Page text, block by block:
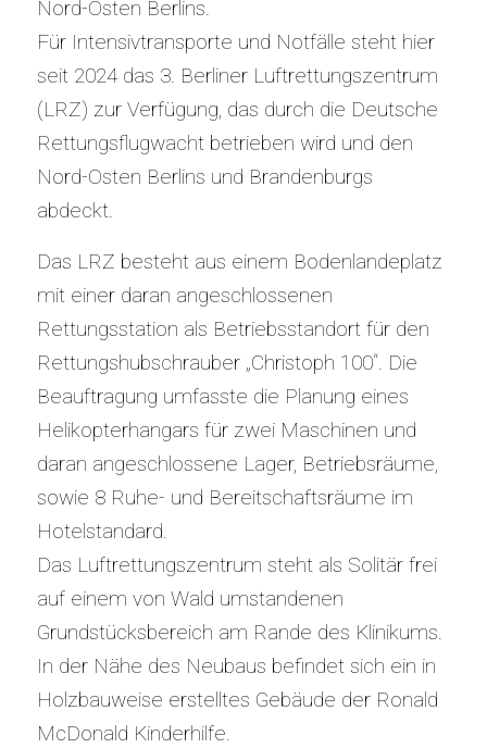
Nord-Osten Berlins.
Für Intensivtransporte und Notfälle steht hier
seit 2024 das 3. Berliner Luftrettungszentrum
(LRZ) zur Verfügung, das durch die Deutsche
Rettungsflugwacht betrieben wird und den
Nord-Osten Berlins und Brandenburgs
abdeckt.
Das LRZ besteht aus einem Bodenlandeplatz
mit einer daran angeschlossenen
Rettungsstation als Betriebsstandort für den
Rettungshubschrauber „Christoph 100“. Die
Beauftragung umfasste die Planung eines
Helikopterhangars für zwei Maschinen und
daran angeschlossene Lager, Betriebsräume,
sowie 8 Ruhe- und Bereitschaftsräume im
Hotelstandard.
Das Luftrettungszentrum steht als Solitär frei
auf einem von Wald umstandenen
Grundstücksbereich am Rande des Klinikums.
In der Nähe des Neubaus befindet sich ein in
Holzbauweise erstelltes Gebäude der Ronald
McDonald Kinderhilfe.